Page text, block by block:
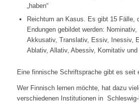
„haben“
Reichtum an Kasus. Es gibt 15 Fälle,
Endungen gebildet werden:
Akkusativ, Translativ, Essiv, Inessiv,
Ablativ, Allativ, Abessiv, Komitativ
Eine finnische Schriftsprache gibt es seit
Wer Finnisch lernen möchte, hat dazu
verschiedenen Institutionen in